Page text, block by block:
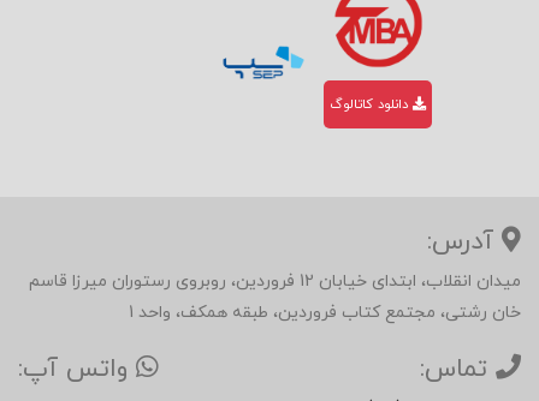
دانلود کاتالوگ
آدرس:
میدان انقلاب، ابتدای خیابان 12 فروردین، روبروی رستوران میرزا قاسم
خان رشتی، مجتمع کتاب فروردین، طبقه همکف، واحد 1
تماس: واتس آپ: